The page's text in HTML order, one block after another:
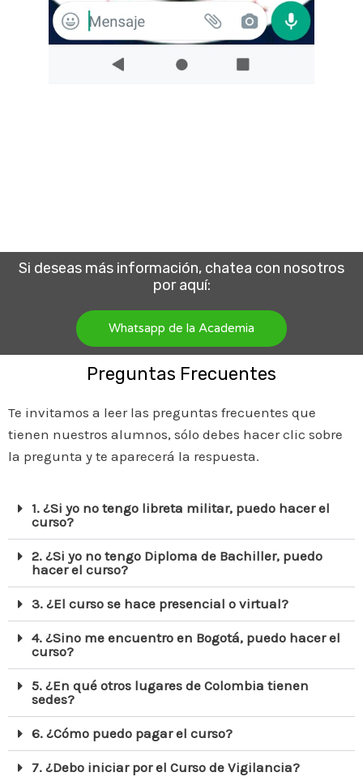
Si deseas más información, chatea con nosotros
por aquí:
Whatsapp de la Academia
Preguntas Frecuentes
Te invitamos a leer las preguntas frecuentes que
tienen nuestros alumnos, sólo debes hacer clic sobre
la pregunta y te aparecerá la respuesta.
1. ¿Si yo no tengo libreta militar, puedo hacer el
curso?
2. ¿Si yo no tengo Diploma de Bachiller, puedo
hacer el curso?
3. ¿El curso se hace presencial o virtual?
4. ¿Sino me encuentro en Bogotá, puedo hacer el
curso?
5. ¿En qué otros lugares de Colombia tienen
sedes?
6. ¿Cómo puedo pagar el curso?
7. ¿Debo iniciar por el Curso de Vigilancia?